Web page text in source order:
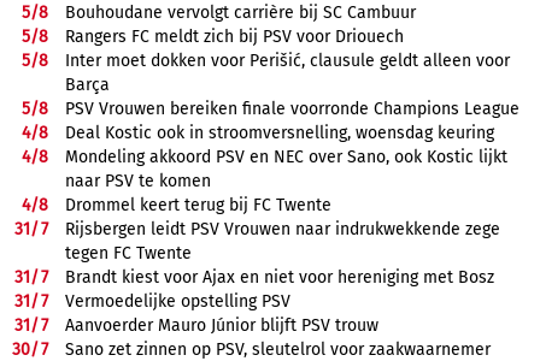
5/8
Bouhoudane vervolgt carrière bij SC Cambuur
5/8
Rangers FC meldt zich bij PSV voor Driouech
5/8
Inter moet dokken voor Perišić, clausule geldt alleen voor
Barça
5/8
PSV Vrouwen bereiken finale voorronde Champions League
4/8
Deal Kostic ook in stroomversnelling, woensdag keuring
4/8
Mondeling akkoord PSV en NEC over Sano, ook Kostic lijkt
naar PSV te komen
4/8
Drommel keert terug bij FC Twente
31/7
Rijsbergen leidt PSV Vrouwen naar indrukwekkende zege
tegen FC Twente
31/7
Brandt kiest voor Ajax en niet voor hereniging met Bosz
31/7
Vermoedelijke opstelling PSV
31/7
Aanvoerder Mauro Júnior blijft PSV trouw
30/7
Sano zet zinnen op PSV, sleutelrol voor zaakwaarnemer